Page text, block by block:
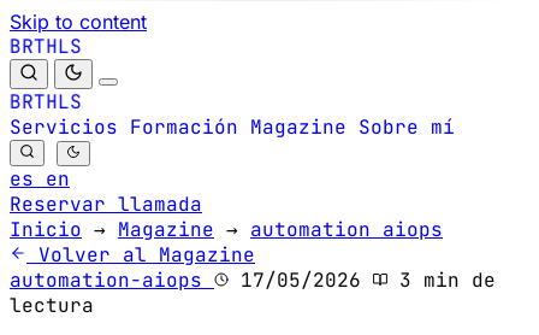
Skip to content
BRTHLS
BRTHLS
Servicios Formación Magazine Sobre mí
es en
Reservar llamada
Inicio → Magazine → automation aiops
Volver al Magazine
automation-aiops
17/05/2026
3 min de
lectura